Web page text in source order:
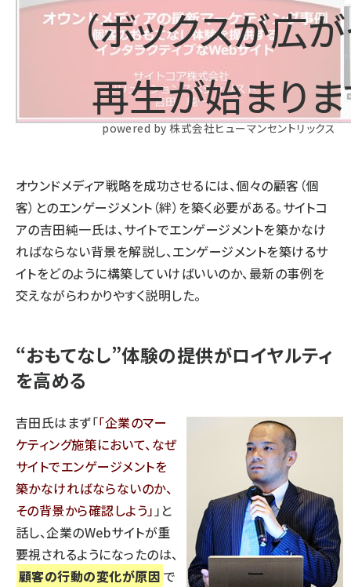
（ボックスが広
再生が始まりま
powered by 株式会社ヒューマンセントリックス
オウンドメディア戦略を成功させるには、個々の顧客（個
客）とのエンゲージメント（絆）を築く必要がある。サイトコ
アの吉田純一氏は、サイトでエンゲージメントを築かなけ
ればならない背景を解説し、エンゲージメントを築けるサ
イトをどのように構築していけばいいのか、最新の事例を
交えながらわかりやすく説明した。
“おもてなし”体験の提供がロイヤルティ
を高める
吉田氏はまず「 企業のマー
ケティング施策において、なぜ
サイトでエンゲージメントを
築かなければならないのか、
その背景から確認しよう 」と
話し、企業のWebサイトが重
要視されるようになったのは、
顧客の行動の変化が原因 で